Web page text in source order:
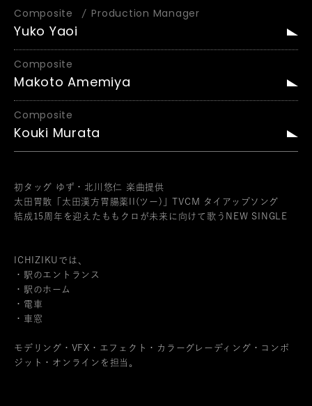
Composite Production Manager
Yuko Yaoi
Composite
Makoto Amemiya
Composite
Kouki Murata
初タッグ ゆず・北川悠仁 楽曲提供
太田胃散「太田漢方胃腸薬II(ツー)」TVCM タイアップソング
結成15周年を迎えたももクロが未来に向けて歌うNEW SINGLE
ICHIZIKUでは、
・駅のエントランス
・駅のホーム
・電車
・車窓
モデリング・VFX・エフェクト・カラーグレーディング・コンポ
ジット・オンラインを担当。